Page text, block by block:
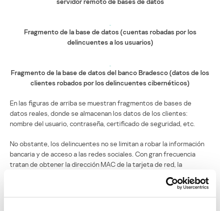
Fragmento de la base de datos (cuentas robadas por los
delincuentes a los usuarios)
Fragmento de la base de datos del banco Bradesco (datos de los
clientes robados por los delincuentes cibernéticos)
En las figuras de arriba se muestran fragmentos de bases de
datos reales, donde se almacenan los datos de los clientes:
nombre del usuario, contraseña, certificado de seguridad, etc.
No obstante, los delincuentes no se limitan a robar la información
bancaria y de acceso a las redes sociales. Con gran frecuencia
tratan de obtener la dirección MAC de la tarjeta de red, la
utilizar para conectarse al banco. De esta manera tratan de